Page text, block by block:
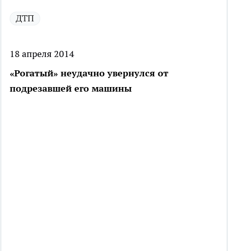
ДТП
18 апреля 2014
«Рогатый» неудачно увернулся от
подрезавшей его машины